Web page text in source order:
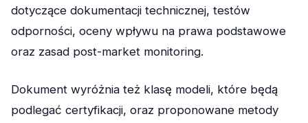
dotyczące dokumentacji technicznej, testów
odporności, oceny wpływu na prawa podstawowe
oraz zasad post-market monitoring.
Dokument wyróżnia też klasę modeli, które będą
podlegać certyfikacji, oraz proponowane metody